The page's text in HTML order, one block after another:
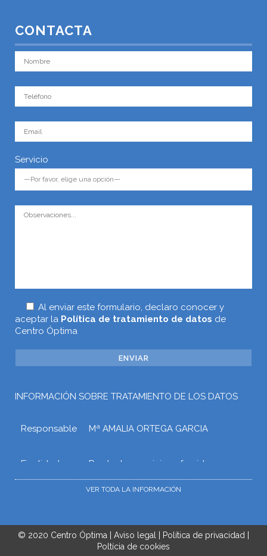
CONTACTA
Servicio
Al enviar este formulario, declaro conocer y
aceptar la Política de tratamiento de datos de
Centro Óptima
INFORMACIÓN SOBRE TRATAMIENTO DE LOS DATOS
Responsable Mª AMALIA ORTEGA GARCIA
Finalidad
Prestar los servicios ofrecidos a
tipos de relaciones que puedan
solicitudes, gestiones o trámites que
el usuario realice mediante la web.
VER TODA LA INFORMACIÓN
© 2020 Centro Óptima Aviso legal Política de privacidad
Poltícia de cookies